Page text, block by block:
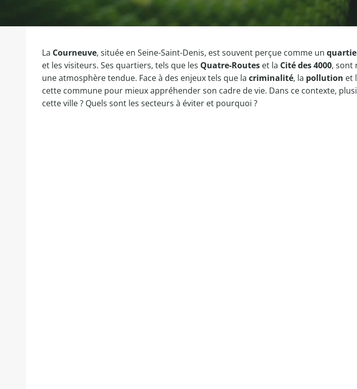
La Courneuve, située en Seine-Saint-Denis, est souvent perçue comme un
et les visiteurs. Ses quartiers, tels que les Quatre-Routes et la Cité des 4000, sont
une atmosphère tendue. Face à des enjeux tels que la criminalité, la pollution et
cette commune pour mieux appréhender son cadre de vie. Dans ce contexte,
cette ville ? Quels sont les secteurs à éviter et pourquoi ?